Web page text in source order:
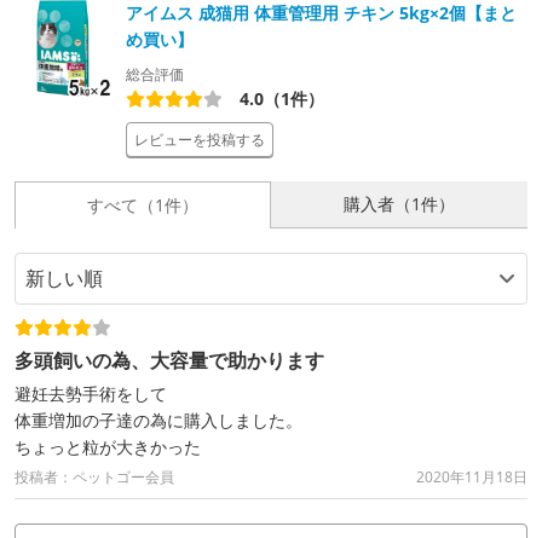
アイムス 成猫用 体重管理用 チキン 5kg×2個【まと
め買い】
総合評価
4.0（1件）
レビューを投稿する
すべて（1件） 購入者（1件）
多頭飼いの為、大容量で助かります
避妊去勢手術をして
体重増加の子達の為に購入しました。
ちょっと粒が大きかった
投稿者：ペットゴー会員 2020年11月18日